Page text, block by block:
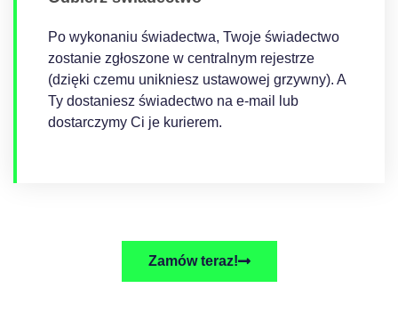
Po wykonaniu świadectwa, Twoje świadectwo
zostanie zgłoszone w centralnym rejestrze
(dzięki czemu unikniesz ustawowej grzywny). A
Ty dostaniesz świadectwo na e-mail lub
dostarczymy Ci je kurierem.
Zamów teraz!